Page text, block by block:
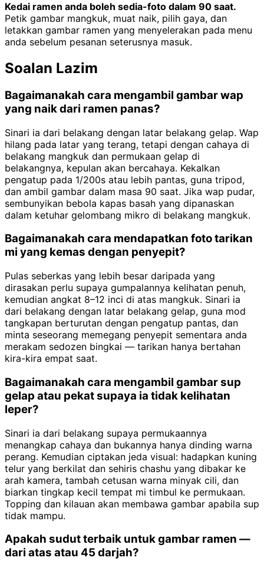
Kedai ramen anda boleh sedia-foto dalam 90 saat.
Petik gambar mangkuk, muat naik, pilih gaya, dan
letakkan gambar ramen yang menyelerakan pada menu
anda sebelum pesanan seterusnya masuk.
Soalan Lazim
Bagaimanakah cara mengambil gambar wap
yang naik dari ramen panas?
Sinari ia dari belakang dengan latar belakang gelap. Wap
hilang pada latar yang terang, tetapi dengan cahaya di
belakang mangkuk dan permukaan gelap di
belakangnya, kepulan akan bercahaya. Kekalkan
pengatup pada 1/200s atau lebih pantas, guna tripod,
dan ambil gambar dalam masa 90 saat. Jika wap pudar,
sembunyikan bebola kapas basah yang dipanaskan
dalam ketuhar gelombang mikro di belakang mangkuk.
Bagaimanakah cara mendapatkan foto tarikan
mi yang kemas dengan penyepit?
Pulas seberkas yang lebih besar daripada yang
dirasakan perlu supaya gumpalannya kelihatan penuh,
kemudian angkat 8–12 inci di atas mangkuk. Sinari ia
dari belakang dengan latar belakang gelap, guna mod
tangkapan berturutan dengan pengatup pantas, dan
minta seseorang memegang penyepit sementara anda
merakam sedozen bingkai — tarikan hanya bertahan
kira-kira empat saat.
Bagaimanakah cara mengambil gambar sup
gelap atau pekat supaya ia tidak kelihatan
leper?
Sinari ia dari belakang supaya permukaannya
menangkap cahaya dan bukannya hanya dinding warna
perang. Kemudian ciptakan jeda visual: hadapkan kuning
telur yang berkilat dan sehiris chashu yang dibakar ke
arah kamera, tambah cetusan warna minyak cili, dan
biarkan tingkap kecil tempat mi timbul ke permukaan.
Topping dan kilauan akan membawa gambar apabila sup
tidak mampu.
Apakah sudut terbaik untuk gambar ramen —
dari atas atau 45 darjah?